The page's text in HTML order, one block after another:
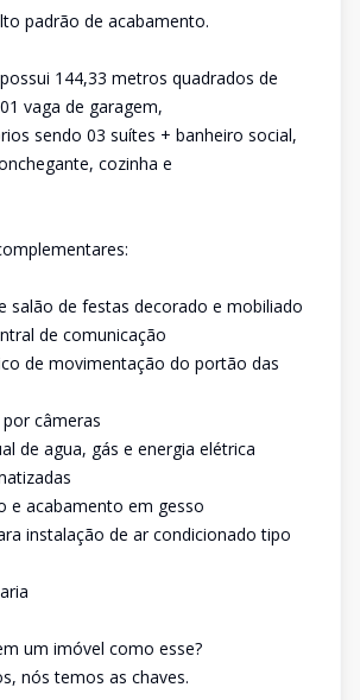
padrão de acabamento.
144,33 metros quadrados de
vaga de garagem,
sendo 03 suítes + banheiro social,
cozinha e
salão de festas decorado e mobiliado
de comunicação
de movimentação do portão das
câmeras
de agua, gás e energia elétrica
e acabamento em gesso
instalação de ar condicionado tipo
um imóvel como esse?
nós temos as chaves.